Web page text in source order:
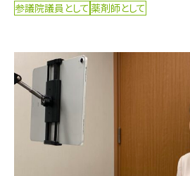
参議院議員として 薬剤師として